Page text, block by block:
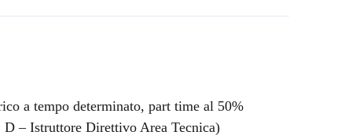
a tempo determinato, part time al 50%
– Istruttore Direttivo Area Tecnica)